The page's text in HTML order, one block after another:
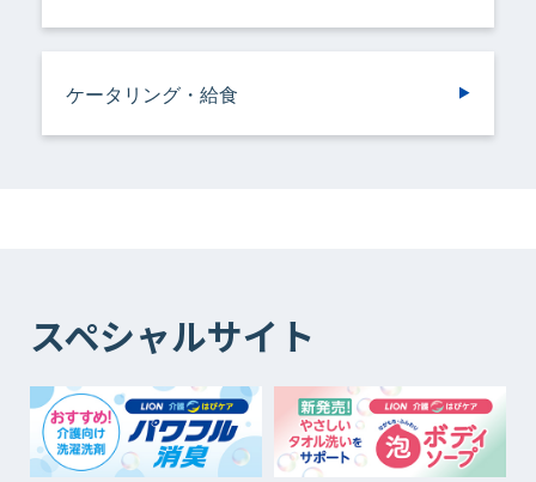
ケータリング・給食
スペシャルサイト